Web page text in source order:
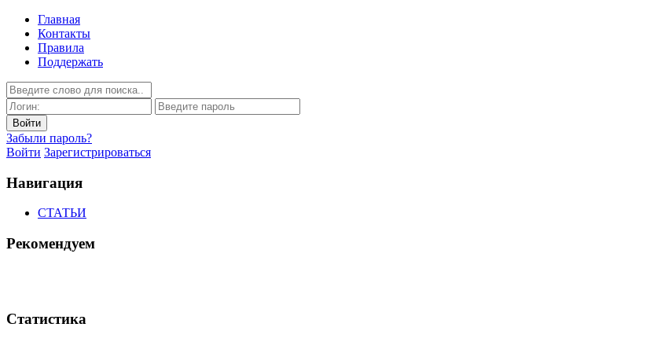
Главная
Контакты
Правила
Поддержать
Забыли пароль?
Войти Зарегистрироваться
Навигация
СТАТЬИ
Рекомендуем
Статистика